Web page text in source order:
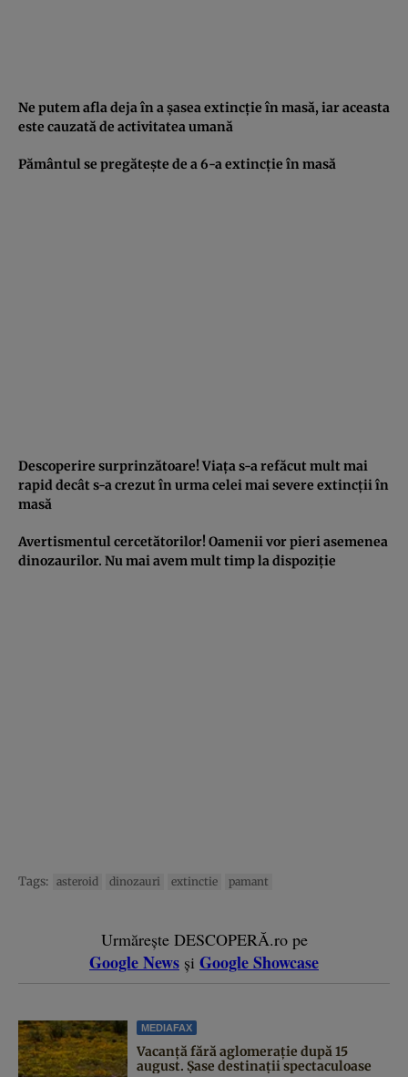
Ne putem afla deja în a şasea extincţie în masă, iar aceasta
este cauzată de activitatea umană
Pământul se pregăteşte de a 6-a extincţie în masă
Descoperire surprinzătoare! Viaţa s-a refăcut mult mai
rapid decât s-a crezut în urma celei mai severe extincţii în
masă
Avertismentul cercetătorilor! Oamenii vor pieri asemenea
dinozaurilor. Nu mai avem mult timp la dispoziţie
Tags: asteroid dinozauri extinctie pamant
Urmărește DESCOPERĂ.ro pe
Google News și Google Showcase
MEDIAFAX
Vacanță fără aglomerație după 15
august. Șase destinații spectaculoase